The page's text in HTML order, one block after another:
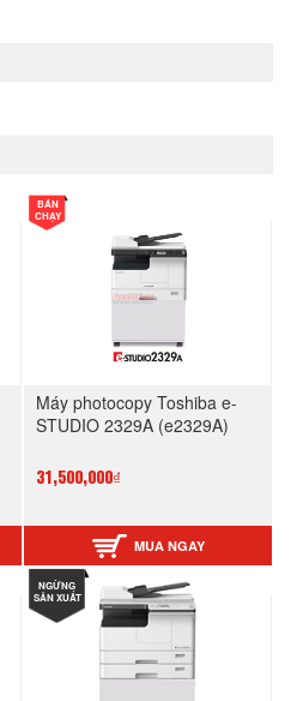
BÁN
CHẠY
Máy photocopy Toshiba e-
STUDIO 2329A (e2329A)
31,500,000₫
MUA NGAY
NGỪNG
SẢN XUẤT